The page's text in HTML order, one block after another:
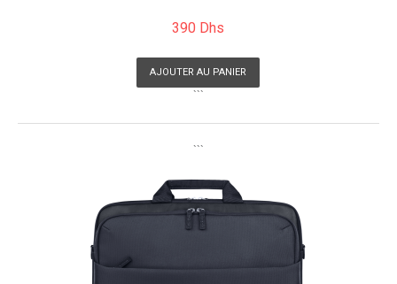
390 Dhs
AJOUTER AU PANIER
```
```